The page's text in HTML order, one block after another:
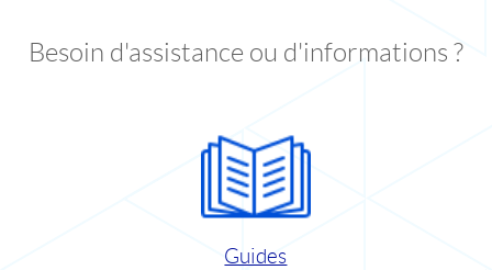
Besoin d'assistance ou d'informations ?
Guides